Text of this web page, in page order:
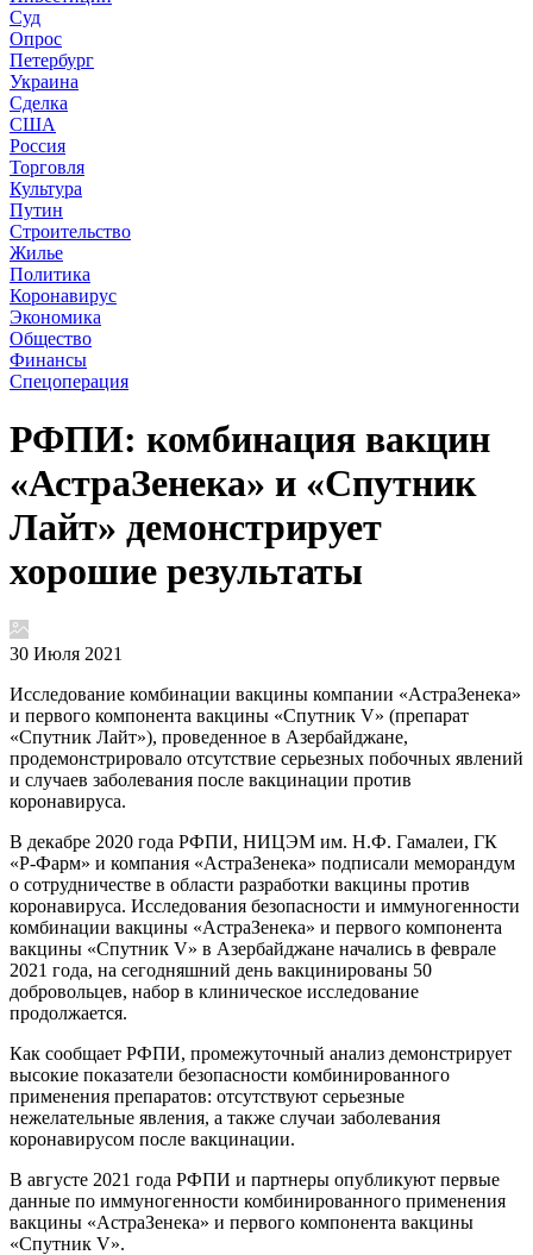
Суд
Опрос
Петербург
Украина
Сделка
США
Россия
Торговля
Культура
Путин
Строительство
Жилье
Политика
Коронавирус
Экономика
Общество
Финансы
Спецоперация
РФПИ: комбинация вакцин
«АстраЗенека» и «Спутник
Лайт» демонстрирует
хорошие результаты
30 Июля 2021
Исследование комбинации вакцины компании «АстраЗенека»
и первого компонента вакцины «Спутник V» (препарат
«Спутник Лайт»), проведенное в Азербайджане,
продемонстрировало отсутствие серьезных побочных явлений
и случаев заболевания после вакцинации против
коронавируса.
В декабре 2020 года РФПИ, НИЦЭМ им. Н.Ф. Гамалеи, ГК
«Р-Фарм» и компания «АстраЗенека» подписали меморандум
о сотрудничестве в области разработки вакцины против
коронавируса. Исследования безопасности и иммуногенности
комбинации вакцины «АстраЗенека» и первого компонента
вакцины «Спутник V» в Азербайджане начались в феврале
2021 года, на сегодняшний день вакцинированы 50
добровольцев, набор в клиническое исследование
продолжается.
Как сообщает РФПИ, промежуточный анализ демонстрирует
высокие показатели безопасности комбинированного
применения препаратов: отсутствуют серьезные
нежелательные явления, а также случаи заболевания
коронавирусом после вакцинации.
В августе 2021 года РФПИ и партнеры опубликуют первые
данные по иммуногенности комбинированного применения
вакцины «АстраЗенека» и первого компонента вакцины
«Спутник V».